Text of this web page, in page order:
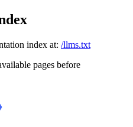
index at: /llms.txt
pages before